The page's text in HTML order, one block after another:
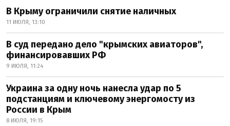
В Крыму ограничили снятие наличных
11 ИЮЛЯ, 13:10
В суд передано дело "крымских авиаторов",
финансировавших РФ
9 ИЮЛЯ, 11:24
Украина за одну ночь нанесла удар по 5
подстанциям и ключевому энергомосту из
России в Крым
8 ИЮЛЯ, 19:15